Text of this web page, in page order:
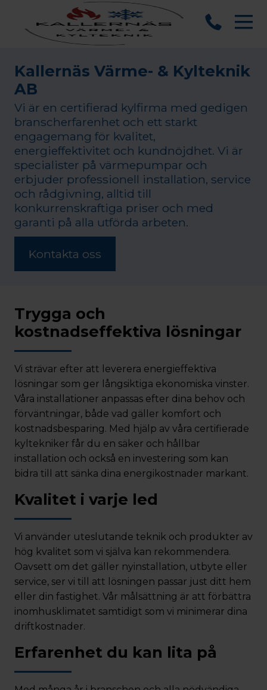
Kallernäs Värme- & Kylteknik
AB
Vi är en certifierad kylfirma med gedigen
branscherfarenhet och ett starkt
engagemang för kvalitet,
energieffektivitet och kundnöjdhet. Vi är
specialister på värmepumpar och
erbjuder professionell installation, service
och rådgivning, alltid till
konkurrenskraftiga priser och med
garanti på alla utförda arbeten.
Kontakta oss
Trygga och
kostnadseffektiva lösningar
Vi strävar efter att leverera energieffektiva
lösningar som ger långsiktiga ekonomiska vinster.
Våra installationer anpassas efter dina behov och
förväntningar, både vad gäller komfort och
kostnadsbesparing. Med hjälp av våra certifierade
kyltekniker får du en säker och hållbar
installation och också en investering som kan
bidra till att sänka dina energikostnader markant.
Kvalitet i varje led
Vi använder uteslutande teknik och produkter av
hög kvalitet som vi själva kan rekommendera.
Oavsett om det gäller nyinstallation, utbyte eller
service, ser vi till att lösningen passar just ditt hem
eller din fastighet. Vår målsättning är att förbättra
inomhusklimatet samtidigt som vi minimerar dina
driftkostnader.
Erfarenhet du kan lita på